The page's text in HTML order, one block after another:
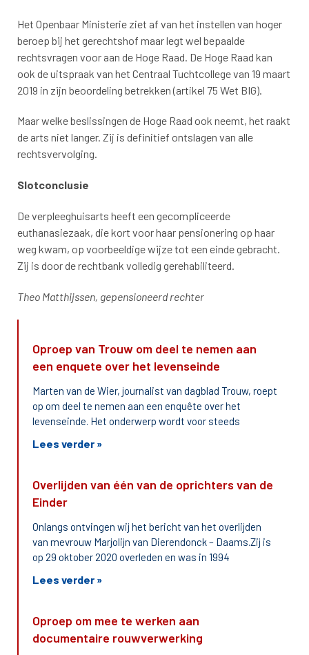
Het Openbaar Ministerie ziet af van het instellen van hoger
beroep bij het gerechtshof maar legt wel bepaalde
rechtsvragen voor aan de Hoge Raad. De Hoge Raad kan
ook de uitspraak van het Centraal Tuchtcollege van 19 maart
2019 in zijn beoordeling betrekken (artikel 75 Wet BIG).
Maar welke beslissingen de Hoge Raad ook neemt, het raakt
de arts niet langer. Zij is definitief ontslagen van alle
rechtsvervolging.
Slotconclusie
De verpleeghuisarts heeft een gecompliceerde
euthanasiezaak, die kort voor haar pensionering op haar
weg kwam, op voorbeeldige wijze tot een einde gebracht.
Zij is door de rechtbank volledig gerehabiliteerd.
Theo Matthijssen, gepensioneerd rechter
Oproep van Trouw om deel te nemen aan
een enquete over het levenseinde
Marten van de Wier, journalist van dagblad Trouw, roept
op om deel te nemen aan een enquête over het
levenseinde. Het onderwerp wordt voor steeds
Lees verder »
Overlijden van één van de oprichters van de
Einder
Onlangs ontvingen wij het bericht van het overlijden
van mevrouw Marjolijn van Dierendonck – Daams.Zij is
op 29 oktober 2020 overleden en was in 1994
Lees verder »
Oproep om mee te werken aan
documentaire rouwverwerking